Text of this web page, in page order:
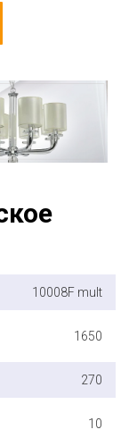
10008F mult
1650
270
10